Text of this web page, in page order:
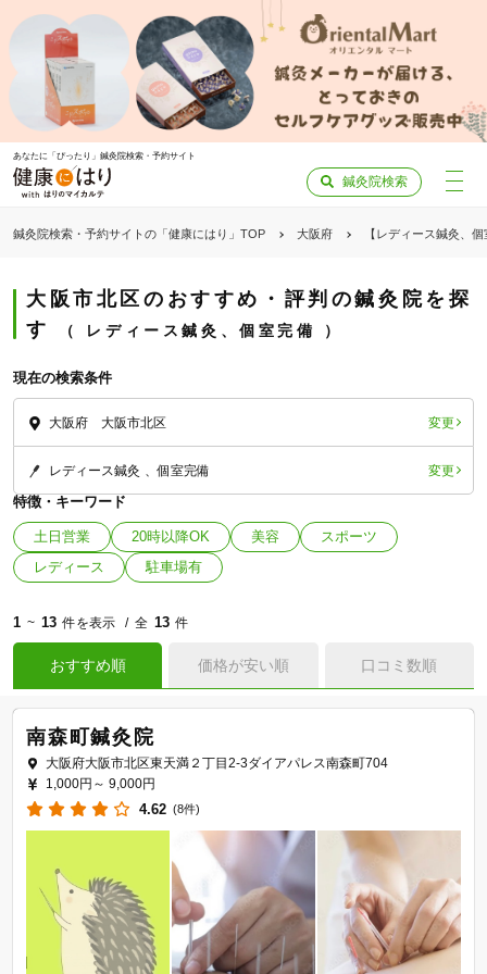
あなたに「ぴったり」鍼灸院検索・予約サイト
鍼灸院検索
鍼灸院検索・予約サイトの「健康にはり」TOP 大阪府 【レディース鍼灸、
大阪市北区のおすすめ・評判の鍼灸院を探
す
レディース鍼灸、個室完備
現在の検索条件
大阪府 大阪市北区 変更
レディース鍼灸 個室完備 変更
特徴・キーワード
土日営業 20時以降OK 美容
スポーツ
レディース
駐車場有
1 ~ 13 件を表示 全 13 件
おすすめ順 価格が安い順 口コミ数順
南森町鍼灸院
大阪府大阪市北区東天満２丁目2-3ダイアパレス南森町704
1,000円～ 9,000円
4.62 (8件)
「健康にはりを見た」